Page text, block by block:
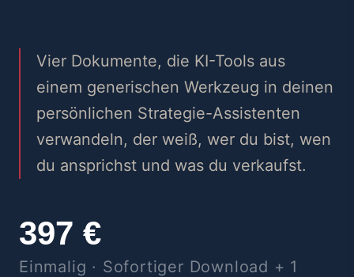
Vier Dokumente, die KI-Tools aus
einem generischen Werkzeug in deinen
persönlichen Strategie-Assistenten
verwandeln, der weiß, wer du bist, wen
du ansprichst und was du verkaufst.
397 €
Einmalig · Sofortiger Download + 1